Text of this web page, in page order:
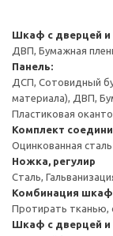
Шкаф с дверцей
ДВП, Бумажная
Панель:
ДСП, Сотовидный
материала), ДВП,
Пластиковая
Комплект
Оцинкованная сталь
Ножка, регулир
Сталь,
Комбинация
Протирать тканью,
Шкаф с дверцей и